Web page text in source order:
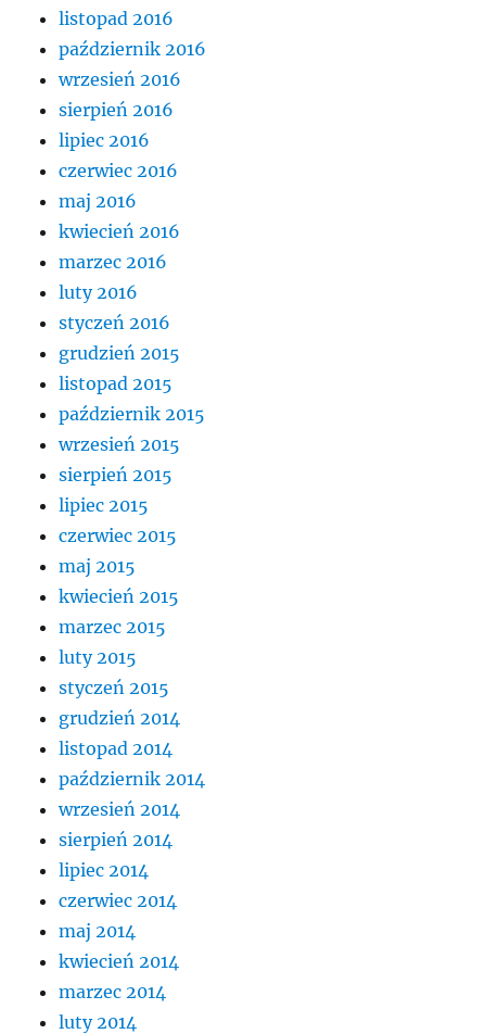
listopad 2016
październik 2016
wrzesień 2016
sierpień 2016
lipiec 2016
czerwiec 2016
maj 2016
kwiecień 2016
marzec 2016
luty 2016
styczeń 2016
grudzień 2015
listopad 2015
październik 2015
wrzesień 2015
sierpień 2015
lipiec 2015
czerwiec 2015
maj 2015
kwiecień 2015
marzec 2015
luty 2015
styczeń 2015
grudzień 2014
listopad 2014
październik 2014
wrzesień 2014
sierpień 2014
lipiec 2014
czerwiec 2014
maj 2014
kwiecień 2014
marzec 2014
luty 2014